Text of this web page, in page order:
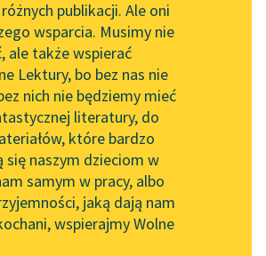
Przewodnik dla piszących i
czytających
API
OAI-PMH
Widget Wolnych Lektur
Przypisy
publikacji. Ale oni
wsparcia. Musimy nie
ale także wspierać
Lektury, bo bez nas nie
nich nie będziemy mieć
literatury, do
które bardzo
się naszym dzieciom w
samym w pracy, albo
jaką dają nam
wspierajmy Wolne
złączy się to co miałkie
złączy się to...
Czytaj więcej